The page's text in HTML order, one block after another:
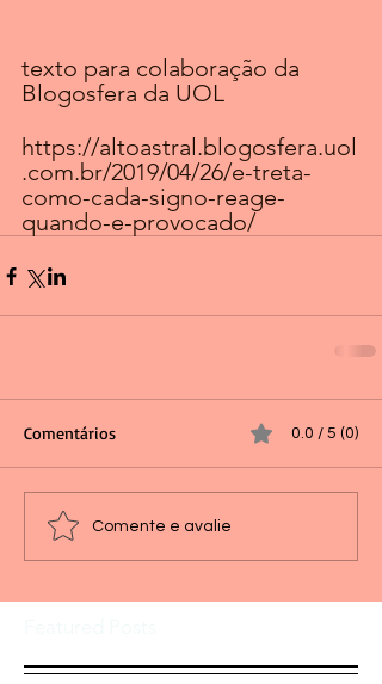
texto para colaboração da
Blogosfera da UOL
https://altoastral.blogosfera.uol
.com.br/2019/04/26/e-treta-
como-cada-signo-reage-
quando-e-provocado/
Comentários 0.0 / 5 (0)
Comente e avalie